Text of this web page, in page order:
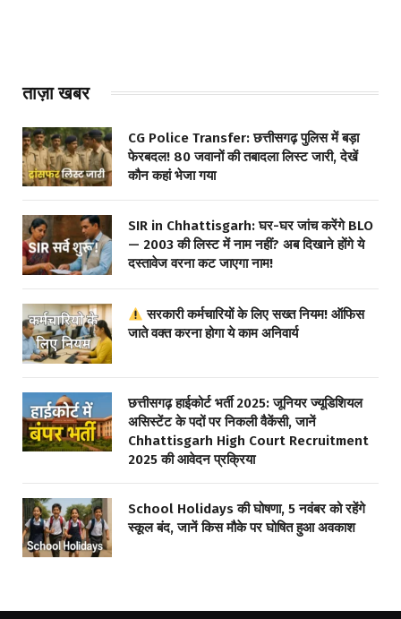
ताज़ा खबर
CG Police Transfer: छत्तीसगढ़ पुलिस में बड़ा
फेरबदल! 80 जवानों की तबादला लिस्ट जारी, देखें
कौन कहां भेजा गया
SIR in Chhattisgarh: घर-घर जांच करेंगे BLO
— 2003 की लिस्ट में नाम नहीं? अब दिखाने होंगे ये
दस्तावेज वरना कट जाएगा नाम!
सरकारी कर्मचारियों के लिए सख्त नियम! ऑफिस
जाते वक्त करना होगा ये काम अनिवार्य
छत्तीसगढ़ हाईकोर्ट भर्ती 2025: जूनियर ज्यूडिशियल
असिस्टेंट के पदों पर निकली वैकेंसी, जानें
Chhattisgarh High Court Recruitment
2025 की आवेदन प्रक्रिया
School Holidays की घोषणा, 5 नवंबर को रहेंगे
स्कूल बंद, जानें किस मौके पर घोषित हुआ अवकाश